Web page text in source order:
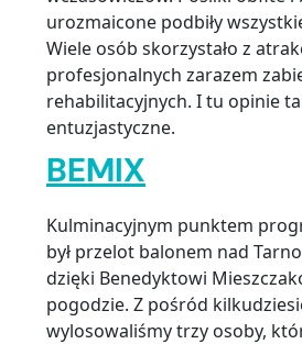
urozmaicone podbiły
Wiele osób skorzystało z
profesjonalnych zarazem
rehabilitacyjnych. I tu opinie
entuzjastyczne.
BEMIX
Kulminacyjnym punktem
był przelot balonem nad
dzięki Benedyktowi
pogodzie. Z pośród
wylosowaliśmy trzy osoby,